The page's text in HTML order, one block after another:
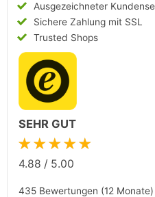
Ausgezeichneter
Sichere Zahlung mit SSL
Trusted Shops
SEHR GUT
★★★★★
4.88 / 5.00
435 Bewertungen (12 Monate)